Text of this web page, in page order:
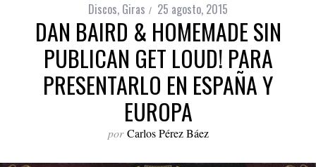
Discos, Giras 25 agosto, 2015
DAN BAIRD & HOMEMADE SIN
PUBLICAN GET LOUD! PARA
PRESENTARLO EN ESPAÑA Y
EUROPA
por Carlos Pérez Báez